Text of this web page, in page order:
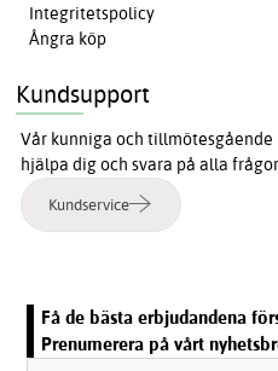
Integritetspolicy
Ångra köp
Kundsupport
Vår kunniga och
hjälpa dig och svara på alla
Kundservice
Få de bästa erbjudandena
Prenumerera på vårt